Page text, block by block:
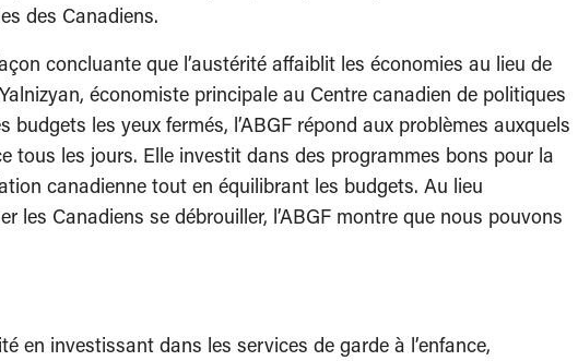
des Canadiens.
concluante que l’austérité affaiblit les économies au lieu de
économiste principale au Centre canadien de politiques
budgets les yeux fermés, l’ABGF répond aux problèmes auxquels
tous les jours. Elle investit dans des programmes bons pour la
canadienne tout en équilibrant les budgets. Au lieu
les Canadiens se débrouiller, l’ABGF montre que nous pouvons
en investissant dans les services de garde à l’enfance,